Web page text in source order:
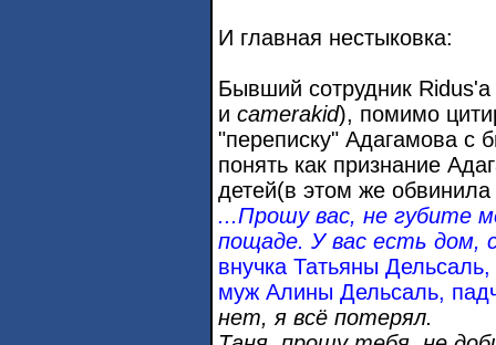
И главная нестыковка:
Бывший сотрудник Ridus'а
и camerakid), помимо
"переписку" Адагамова с
понять как признание
детей(в этом же
...Прошу вас, не губите
пощаде. У вас есть дом,
внучка Татьяны
муж Алины Дельсаль,
нет, я всё потерял.